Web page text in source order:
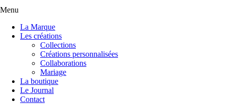
Menu
La Marque
Les créations
Collections
Créations personnalisées
Collaborations
Mariage
La boutique
Le Journal
Contact